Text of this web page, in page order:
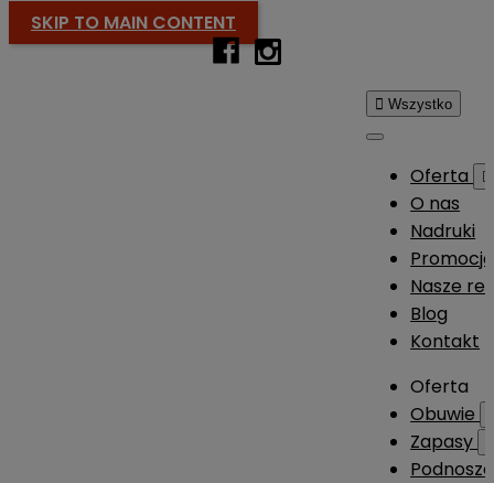
SKIP TO MAIN CONTENT
 Wszystko
Oferta 
O nas
Nadruki
Promocje
Nasze
Blog
Kontakt
Oferta
Obuwie
Zapasy